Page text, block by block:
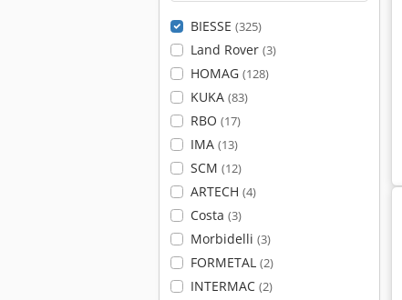
BIESSE (325)
Land Rover (3)
HOMAG (128)
KUKA (83)
RBO (17)
IMA (13)
SCM (12)
ARTECH (4)
Costa (3)
Morbidelli (3)
FORMETAL (2)
INTERMAC (2)